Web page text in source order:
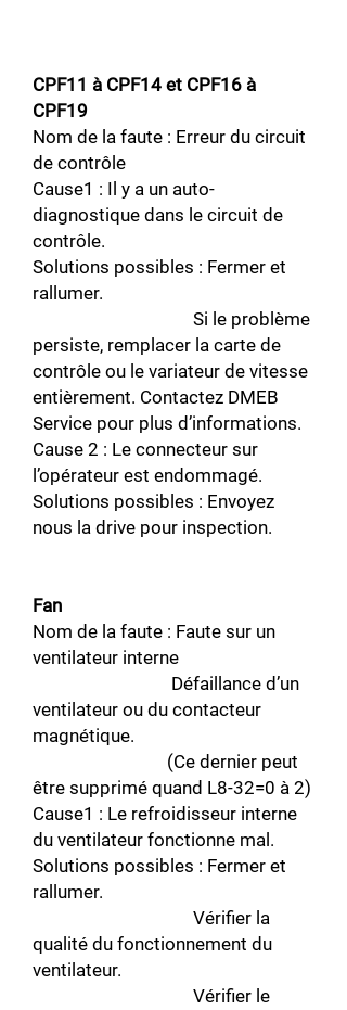
CPF11 à CPF14 et CPF16 à
CPF19
Nom de la faute : Erreur du circuit
de contrôle
Cause1 : Il y a un auto-
diagnostique dans le circuit de
contrôle.
Solutions possibles : Fermer et
rallumer.
Si le problème
persiste, remplacer la carte de
contrôle ou le variateur de vitesse
entièrement. Contactez DMEB
Service pour plus d’informations.
Cause 2 : Le connecteur sur
l’opérateur est endommagé.
Solutions possibles : Envoyez
nous la drive pour inspection.
Fan
Nom de la faute : Faute sur un
ventilateur interne
Défaillance d’un
ventilateur ou du contacteur
magnétique.
(Ce dernier peut
être supprimé quand L8-32=0 à 2)
Cause1 : Le refroidisseur interne
du ventilateur fonctionne mal.
Solutions possibles : Fermer et
rallumer.
Vérifier la
qualité du fonctionnement du
ventilateur.
Vérifier le